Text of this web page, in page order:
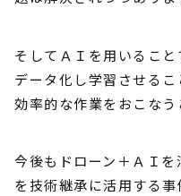
そしてＡＩを用いるこ
データ化し学習させる
効率的な作業をおこなう
今後もドローン＋ＡＩ
を技術継承に活用する事